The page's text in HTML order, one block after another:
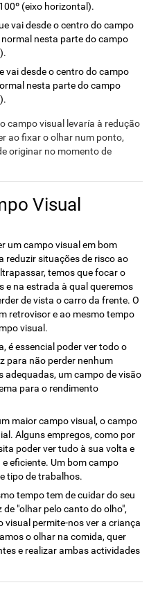
(eixo horizontal).
vai desde o centro do campo
nesta parte do campo
vai desde o centro do campo
nesta parte do campo
campo visual levaría à redução
ao fixar o olhar num ponto,
originar no momento de
Visual
um campo visual em bom
reduzir situações de risco ao
temos que focar o
e na estrada à qual queremos
de vista o carro da frente. O
retrovisor e ao mesmo tempo
visual.
é essencial poder ver todo o
para não perder nenhum
adequadas, um campo de visão
para o rendimento
maior campo visual, o campo
Alguns empregos, como por
poder ver tudo à sua volta e
eficiente. Um bom campo
tipo de trabalhos.
tempo tem de cuidar do seu
"olhar pelo canto do olho",
visual permite-nos ver a criança
o olhar na comida, quer
e realizar ambas actividades